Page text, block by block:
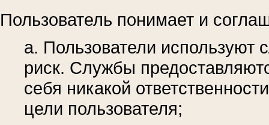
Пользователь понимает и
a. Пользователи используют
риск. Службы
себя никакой
цели пользователя;